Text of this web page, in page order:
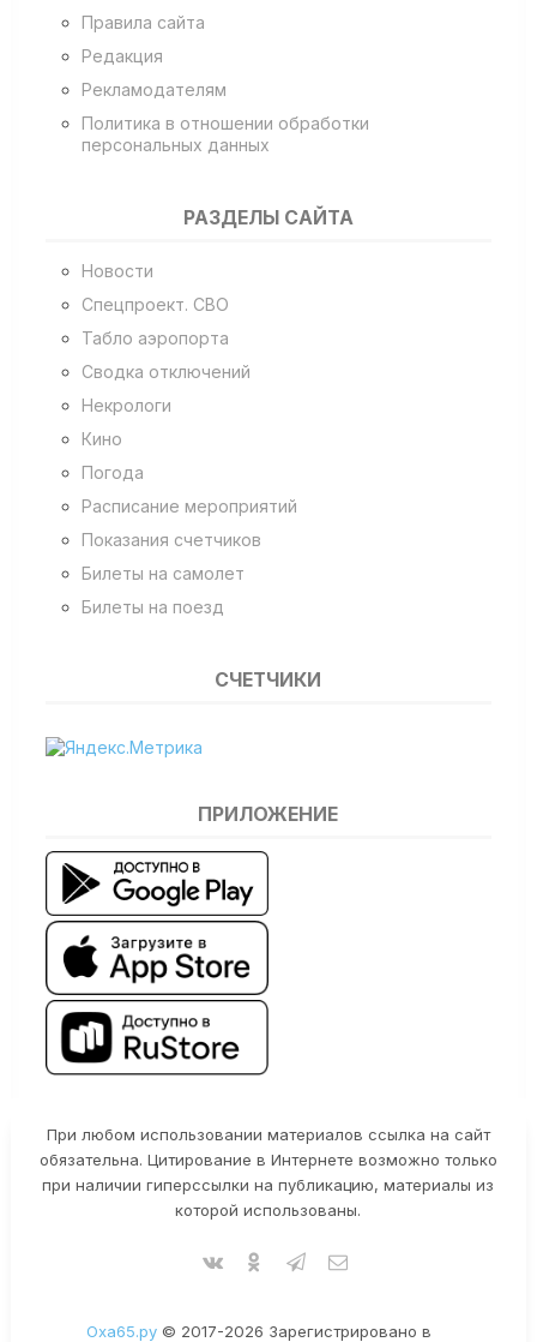
Правила сайта
Редакция
Рекламодателям
Политика в отношении обработки
персональных данных
РАЗДЕЛЫ САЙТА
Новости
Спецпроект. СВО
Табло аэропорта
Сводка отключений
Некрологи
Кино
Погода
Расписание мероприятий
Показания счетчиков
Билеты на самолет
Билеты на поезд
СЧЕТЧИКИ
ПРИЛОЖЕНИЕ
При любом использовании материалов ссылка на сайт
обязательна. Цитирование в Интернете возможно только
при наличии гиперссылки на публикацию, материалы из
которой использованы.
Оха65.ру© 2017-2026 Зарегистрировано в